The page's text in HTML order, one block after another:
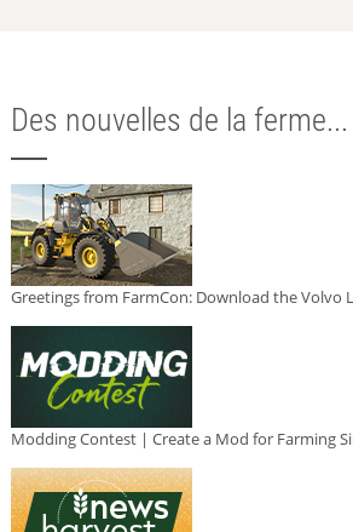
Des nouvelles de la ferme...
Greetings from FarmCon: Download the Volvo
Modding Contest | Create a Mod for Farming